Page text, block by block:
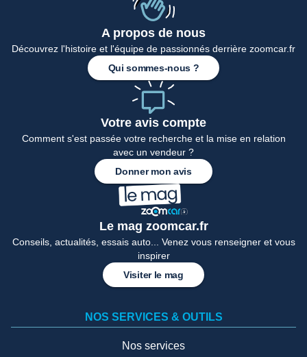
A propos de nous
Découvrez l'histoire et l'équipe de passionnés derrière zoomcar.fr
Qui sommes-nous ?
Votre avis compte
Comment s'est passée votre recherche et la mise en relation
avec un vendeur ?
Donner mon avis
Le mag zoomcar.fr
Conseils, actualités, essais auto... Venez vous renseigner et vous
inspirer
Visiter le mag
NOS SERVICES & OUTILS
Nos services